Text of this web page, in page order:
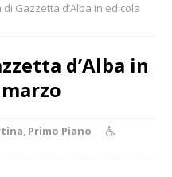
Gazzetta d’Alba in edicola
d’Alba in
, Primo Piano